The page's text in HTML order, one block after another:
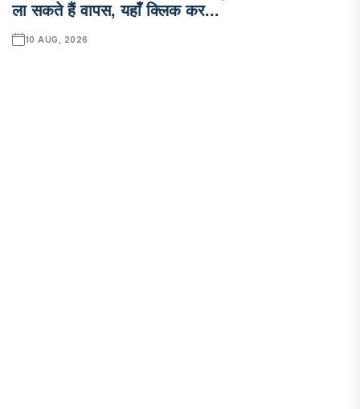
ला सकते हैं वापस, यहाँ क्लिक कर...
10 AUG, 2026